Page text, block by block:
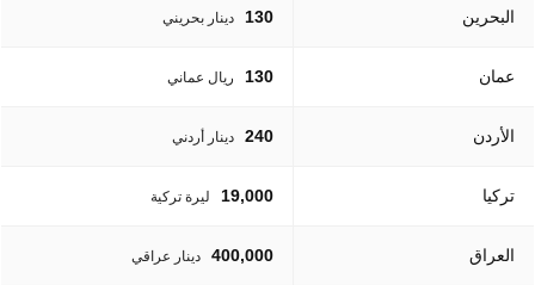
البحرين 130 دينار بحريني
عمان 130 ريال عماني
الأردن 240 دينار أردني
تركيا 19,000 ليرة تركية
العراق 400,000 دينار عراقي